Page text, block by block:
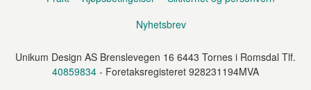
Nyhetsbrev
Unikum Design AS Brenslevegen 16 6443 Tornes i Romsdal Tlf.
40859834 - Foretaksregisteret 928231194MVA